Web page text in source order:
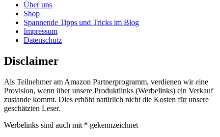
Über uns
Shop
Spannende Tipps und Tricks im Blog
Impressum
Datenschutz
Disclaimer
Als Teilnehmer am Amazon Partnerprogramm, verdienen wir eine
Provision, wenn über unsere Produktlinks (Werbelinks) ein Verkauf
zustande kommt. Dies erhöht natürlich nicht die Kosten für unsere
geschätzten Leser.
Werbelinks sind auch mit * gekennzeichnet